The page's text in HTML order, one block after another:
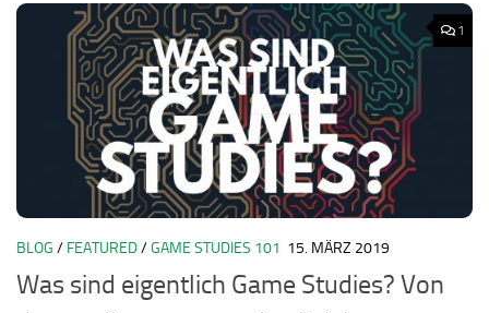
1
BLOG / FEATURED/GAME STUDIES 101 15. MÄRZ 2019
Was sind eigentlich Game Studies? Von